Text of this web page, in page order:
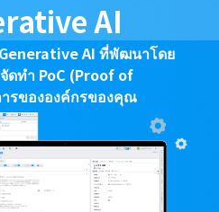
AI
AI ที่พัฒนาโดย
ดทำ PoC (Proof of
รขององค์กรของคุณ